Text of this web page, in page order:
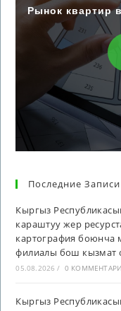
Рынок квартир
Последние Записи
Кыргыз
караштуу жер
картография боюнча
филиалы бош кызмат
05.08.2026 / 0
Кыргыз